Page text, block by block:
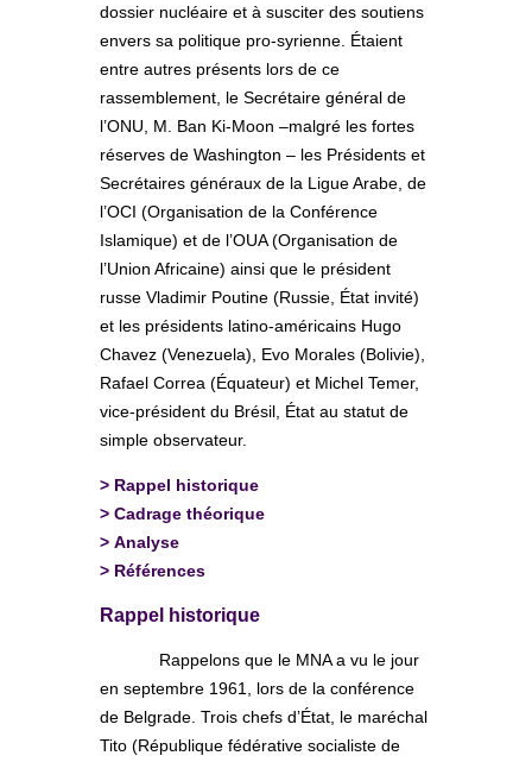
dossier nucléaire et à susciter des soutiens
envers sa politique pro-syrienne. Étaient
entre autres présents lors de ce
rassemblement, le Secrétaire général de
l’ONU, M. Ban Ki-Moon –malgré les fortes
réserves de Washington – les Présidents et
Secrétaires généraux de la Ligue Arabe, de
l’OCI (Organisation de la Conférence
Islamique) et de l’OUA (Organisation de
l’Union Africaine) ainsi que le président
russe Vladimir Poutine (Russie, État invité)
et les présidents latino-américains Hugo
Chavez (Venezuela), Evo Morales (Bolivie),
Rafael Correa (Équateur) et Michel Temer,
vice-président du Brésil, État au statut de
simple observateur.
> Rappel historique
> Cadrage théorique
> Analyse
> Références
Rappel historique
Rappelons que le MNA a vu le jour
en septembre 1961, lors de la conférence
de Belgrade. Trois chefs d’État, le maréchal
Tito (République fédérative socialiste de